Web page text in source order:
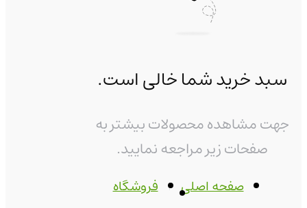
سبد خرید شما خالی است.
جهت مشاهده محصولات بیشتر به
صفحات زیر مراجعه نمایید.
صفحه اصلی فروشگاه